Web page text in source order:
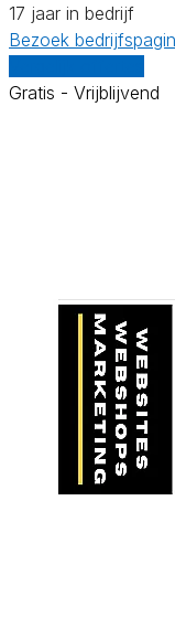
17 jaar in bedrijf
Bezoek
Gratis - Vrijblijvend